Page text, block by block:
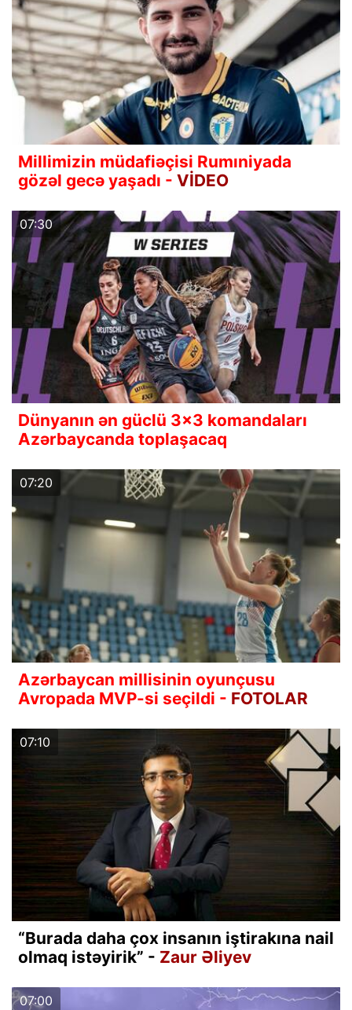
Millimizin müdafiəçisi Rumıniyada
gözəl gecə yaşadı - VİDEO
07:30
Dünyanın ən güclü 3x3 komandaları
Azərbaycanda toplaşacaq
07:20
Azərbaycan millisinin oyunçusu
Avropada MVP-si seçildi - FOTOLAR
07:10
“Burada daha çox insanın iştirakına nail
olmaq istəyirik” - Zaur Əliyev
07:00